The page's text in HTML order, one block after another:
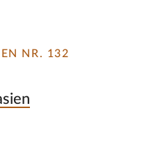
NR. 132